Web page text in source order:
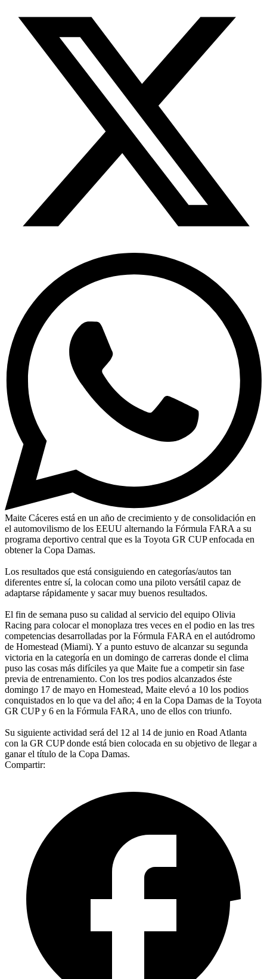
Maite Cáceres está en un año de crecimiento y de consolidación en
el automovilismo de los EEUU alternando la Fórmula FARA a su
programa deportivo central que es la Toyota GR CUP enfocada en
obtener la Copa Damas.
Los resultados que está consiguiendo en categorías/autos tan
diferentes entre sí, la colocan como una piloto versátil capaz de
adaptarse rápidamente y sacar muy buenos resultados.
El fin de semana puso su calidad al servicio del equipo Olivia
Racing para colocar el monoplaza tres veces en el podio en las tres
competencias desarrolladas por la Fórmula FARA en el autódromo
de Homestead (Miami). Y a punto estuvo de alcanzar su segunda
victoria en la categoría en un domingo de carreras donde el clima
puso las cosas más difíciles ya que Maite fue a competir sin fase
previa de entrenamiento. Con los tres podios alcanzados éste
domingo 17 de mayo en Homestead, Maite elevó a 10 los podios
conquistados en lo que va del año; 4 en la Copa Damas de la Toyota
GR CUP y 6 en la Fórmula FARA, uno de ellos con triunfo.
Su siguiente actividad será del 12 al 14 de junio en Road Atlanta
con la GR CUP donde está bien colocada en su objetivo de llegar a
ganar el título de la Copa Damas.
Compartir: